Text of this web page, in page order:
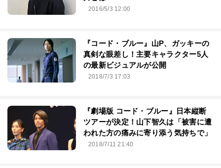
2016/5/3 12:00
『コード・ブルー』山P、ガッキーの
真剣な眼差し！主要キャラクター5人
の最新ビジュアルが公開
2018/7/3 17:03
『劇場版 コード・ブルー』日本縦断
ツアーが決定！山下智久は「被害に遭
われた方の痛みに寄り添う気持ちで」
2018/7/11 21:40